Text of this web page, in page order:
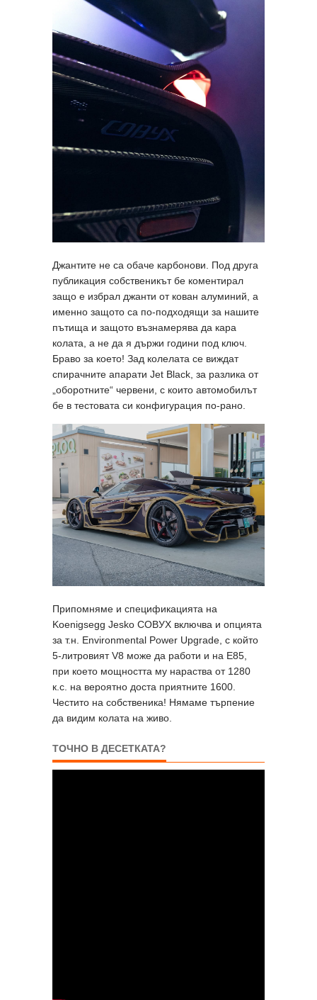
Джантите не са обаче карбонови. Под друга
публикация собственикът бе коментирал
защо е избрал джанти от кован алуминий, а
именно защото са по-подходящи за нашите
пътища и защото възнамерява да кара
колата, а не да я държи години под ключ.
Браво за което! Зад колелата се виждат
спирачните апарати Jet Black, за разлика от
„оборотните“ червени, с които автомобилът
бе в тестовата си конфигурация по-рано.
Припомняме и спецификацията на
Koenigsegg Jesko COBУX включва и опцията
за т.н. Environmental Power Upgrade, с който
5-литровият V8 може да работи и на E85,
при което мощността му нараства от 1280
к.с. на вероятно доста приятните 1600.
Честито на собственика! Нямаме търпение
да видим колата на живо.
ТОЧНО В ДЕСЕТКАТА?